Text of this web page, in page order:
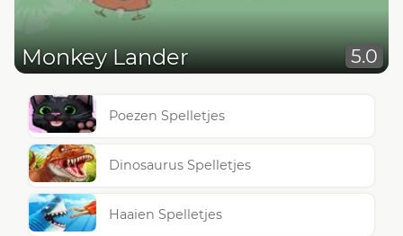
Monkey Lander 5.0
Poezen Spelletjes
Dinosaurus Spelletjes
Haaien Spelletjes